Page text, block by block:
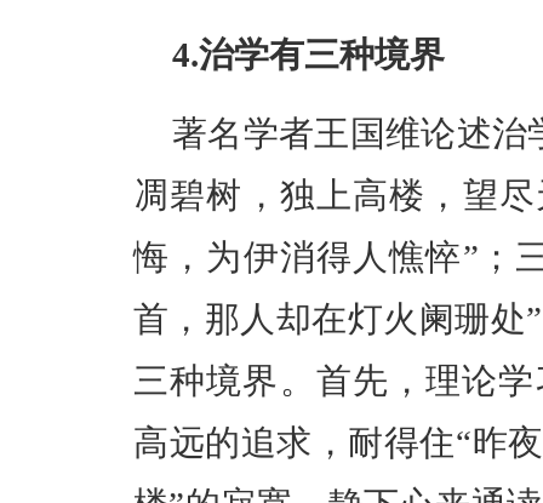
4.治学有三种境界
著名学者王国维论述治
凋碧树，独上高楼，望
悔，为伊消得人憔悴”；
首，那人却在灯火阑珊处
三种境界。 首先， 理论学
高远的追求 ，耐得住“昨